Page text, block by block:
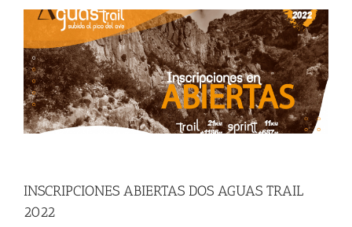
INSCRIPCIONES ABIERTAS DOS AGUAS TRAIL
2022